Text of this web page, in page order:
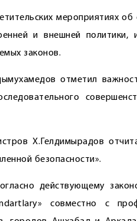
мероприятиях
и внешней политики,
законов.
отметил
Х.Гелдимырадов
безопасности».
действующему
совместно с